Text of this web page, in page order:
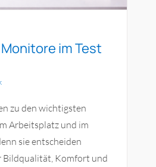
im Test
zu den wichtigsten
Arbeitsplatz und im
sie entscheiden
Bildqualität, Komfort und